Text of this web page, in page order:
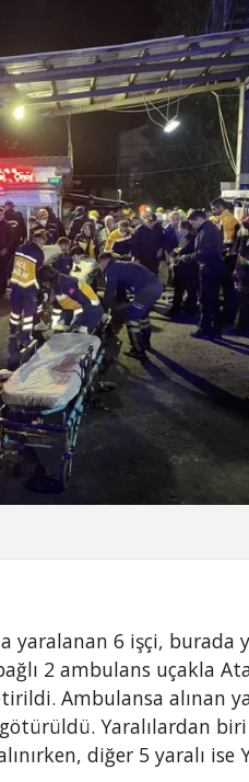
yaralanan 6 işçi, burada
2 ambulans uçakla
Ambulansa alınan
Yaralılardan
diğer 5 yaralı ise